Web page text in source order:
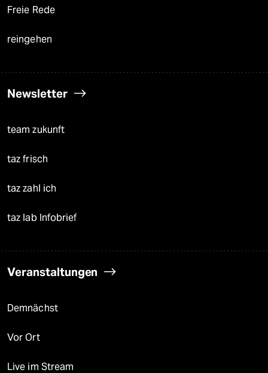
Freie Rede
reingehen
Newsletter
team zukunft
taz frisch
taz zahl ich
taz lab Infobrief
Veranstaltungen
Demnächst
Vor Ort
Live im Stream